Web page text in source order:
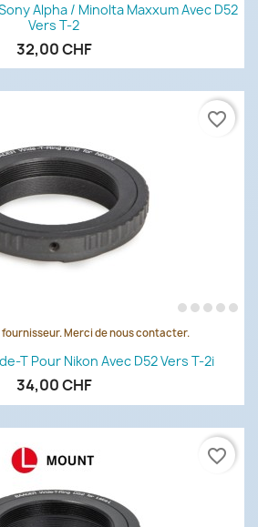
Alpha / Minolta Maxxum Avec D52
Vers T-2
32,00 CHF
fournisseur. Merci de nous contacter.
T Pour Nikon Avec D52 Vers T-2i
34,00 CHF
favorite_border
favorite_border